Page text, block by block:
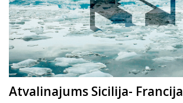
Atvalinajums Sicilija- Francija